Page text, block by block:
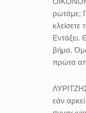
ρωτάμε;
κλείσετε
βήμα.
πρώτα
εάν αρκεί